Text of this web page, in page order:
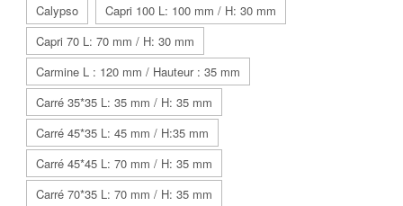
Calypso
Capri 100 L: 100 mm / H: 30 mm
Capri 70 L: 70 mm / H: 30 mm
Carmine L : 120 mm / Hauteur : 35 mm
Carré 35*35 L: 35 mm / H: 35 mm
Carré 45*35 L: 45 mm / H:35 mm
Carré 45*45 L: 70 mm / H: 35 mm
Carré 70*35 L: 70 mm / H: 35 mm